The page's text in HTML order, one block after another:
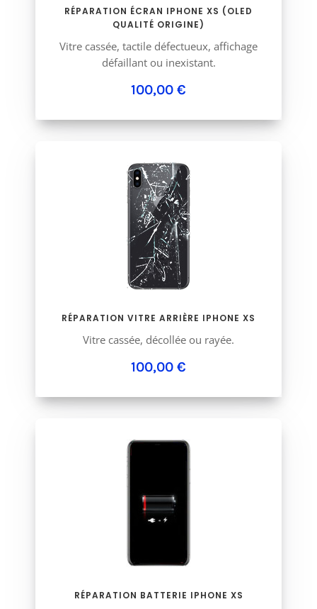
RÉPARATION ÉCRAN IPHONE XS (OLED
QUALITÉ ORIGINE)
Vitre cassée, tactile défectueux, affichage
défaillant ou inexistant.
100,00 €
RÉPARATION VITRE ARRIÈRE IPHONE XS
Vitre cassée, décollée ou rayée.
100,00 €
RÉPARATION BATTERIE IPHONE XS